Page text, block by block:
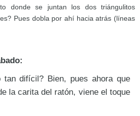
donde se juntan los dos triángulitos
Pues dobla por ahí hacia atrás (líneas
difícil? Bien, pues ahora que
la carita del ratón, viene el toque